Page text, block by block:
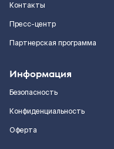
Контакты
Пресс-центр
Партнерская программа
Информация
Безопасность
Конфиденциальность
Оферта